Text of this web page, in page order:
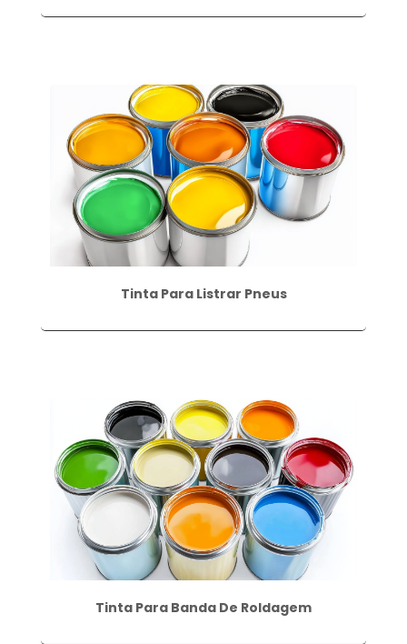
Tinta Para Listrar Pneus
Tinta Para Banda De Roldagem